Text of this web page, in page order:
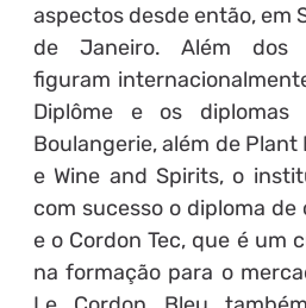
aspectos desde então, em
de Janeiro. Além dos
figuram
Diplôme e os diplomas
Boulangerie, além de
e Wine and Spirits, o
com sucesso o diploma de
e o Cordon Tec, que é um
na formação para o